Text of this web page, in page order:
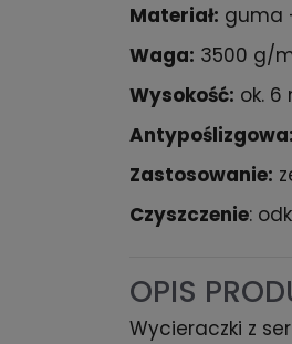
Materiał: guma
Waga: 3500 g/
Wysokość: ok. 6
Antypoślizgowa:
Zastosowanie:
Czyszczenie:
OPIS
Wycieraczki z